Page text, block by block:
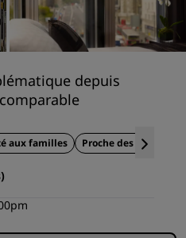
depuis
aux familles Proche des